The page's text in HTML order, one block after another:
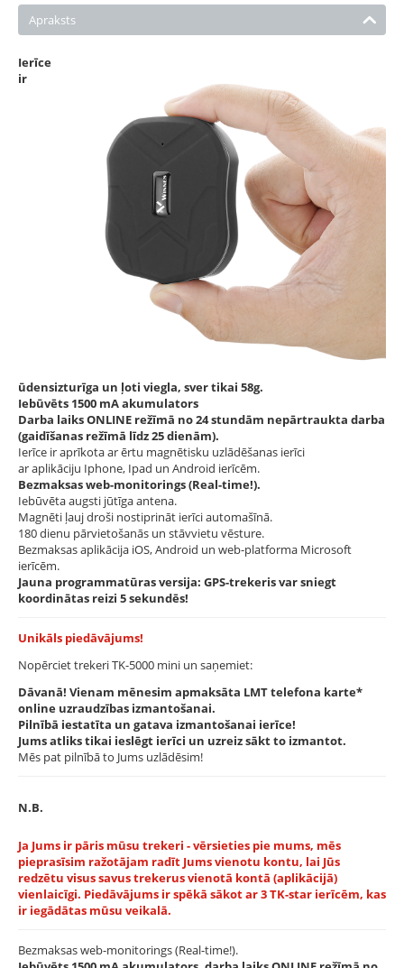
Apraksts
Ierīce
ir
ūdensizturīga un ļoti viegla, sver tikai 58g.
Iebūvēts 1500 mA akumulators
Darba laiks ONLINE režīmā no 24 stundām nepārtraukta darba
(gaidīšanas režīmā līdz 25 dienām).
Ierīce ir aprīkota ar ērtu magnētisku uzlādēšanas ierīci
ar aplikāciju Iphone, Ipad un Android ierīcēm.
Bezmaksas web-monitorings (Real-time!).
Iebūvēta augsti jūtīga antena.
Magnēti ļauj droši nostiprināt ierīci automašīnā.
180 dienu pārvietošanās un stāvvietu vēsture.
Bezmaksas aplikācija iOS, Android un web-platforma Microsoft
ierīcēm.
Jauna programmatūras versija: GPS-trekeris var sniegt
koordinātas reizi 5 sekundēs!
Unikāls piedāvājums!
Nopērciet trekeri TK-5000 mini un saņemiet:
Dāvanā! Vienam mēnesim apmaksāta LMT telefona karte*
online uzraudzības izmantošanai.
Pilnībā iestatīta un gatava izmantošanai ierīce!
Jums atliks tikai ieslēgt ierīci un uzreiz sākt to izmantot.
Mēs pat pilnībā to Jums uzlādēsim!
N.B.
Ja Jums ir pāris mūsu trekeri - vērsieties pie mums, mēs
pieprasīsim ražotājam radīt Jums vienotu kontu, lai Jūs
redzētu visus savus trekerus vienotā kontā (aplikācijā)
vienlaicīgi. Piedāvājums ir spēkā sākot ar 3 TK-star ierīcēm, kas
ir iegādātas mūsu veikalā.
Bezmaksas web-monitorings (Real-time!).